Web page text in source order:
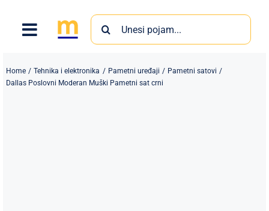
content
Search
for:
Home Tehnika i elektronika Pametni uređaji
Pametni satovi
Dallas Poslovni Moderan Muški Pametni sat crni